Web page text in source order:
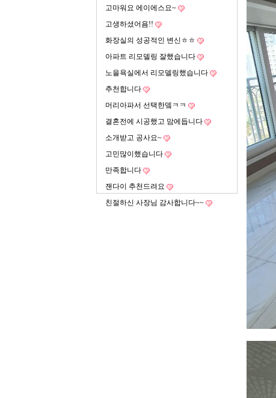
고마워요 에이에스요~
고생하셨어욤!!
화장실의 성공적인 변신ㅎㅎ
아파트 리모델링 잘했습니다
노을욕실에서 리모델링했습니다
추천합니다
머리아파서 선택한뎈ㅋㅋ
결혼전에 시공했고 맘에듭니다
소개받고 공사요~
고민많이했습니다
만족합니다
잰다이 추천드려요
친절하신 사장님 감사합니다~~